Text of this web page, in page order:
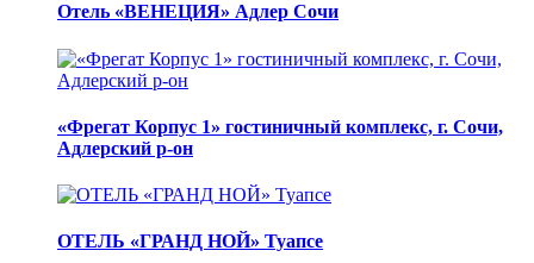
Отель «ВЕНЕЦИЯ» Адлер Сочи
«Фрегат Корпус 1» гостиничный комплекс, г. Сочи,
Адлерский р-он
ОТЕЛЬ «ГРАНД НОЙ» Туапсе